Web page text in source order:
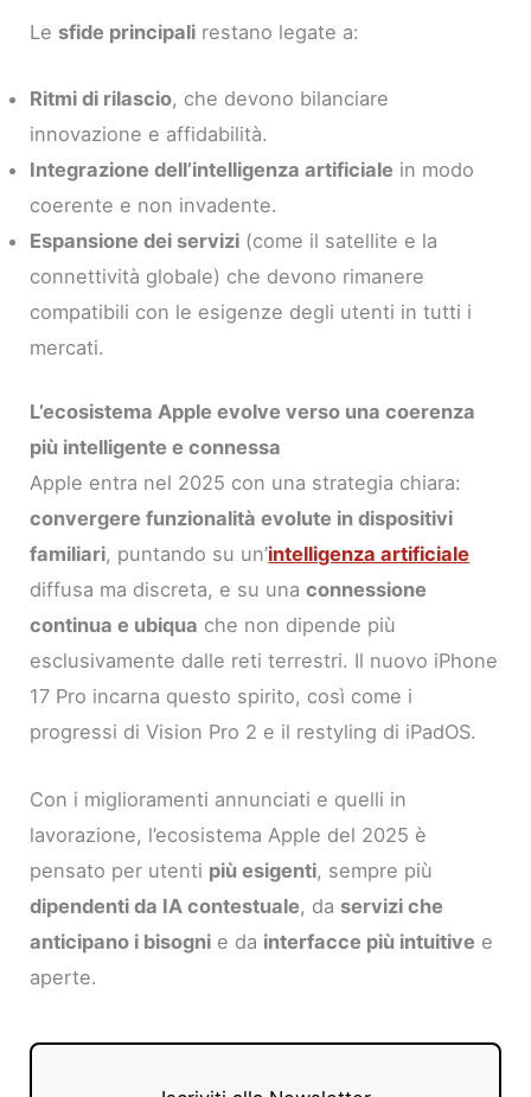
Le sfide principali restano legate a:
Ritmi di rilascio, che devono bilanciare
innovazione e affidabilità.
Integrazione dell’intelligenza artificiale in modo
coerente e non invadente.
Espansione dei servizi (come il satellite e la
connettività globale) che devono rimanere
compatibili con le esigenze degli utenti in tutti i
mercati.
L’ecosistema Apple evolve verso una coerenza
più intelligente e connessa
Apple entra nel 2025 con una strategia chiara:
convergere funzionalità evolute in dispositivi
familiari, puntando su un’intelligenza artificiale
diffusa ma discreta, e su unaconnessione
continua e ubiqua che non dipende più
esclusivamente dalle reti terrestri. Il nuovo iPhone
17 Pro incarna questo spirito, così come i
progressi di Vision Pro 2 e il restyling di iPadOS.
Con i miglioramenti annunciati e quelli in
lavorazione, l’ecosistema Apple del 2025 è
pensato per utenti più esigenti, sempre più
dipendenti da IA contestuale, da servizi che
anticipano i bisogni e da interfacce più intuitive e
aperte.